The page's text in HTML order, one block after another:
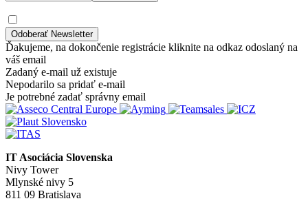
Ďakujeme, na dokončenie registrácie kliknite na odkaz odoslaný na
váš email
Zadaný e-mail už existuje
Nepodarilo sa pridať e-mail
Je potrebné zadať správny email
IT Asociácia Slovenska
Nivy Tower
Mlynské nivy 5
811 09 Bratislava